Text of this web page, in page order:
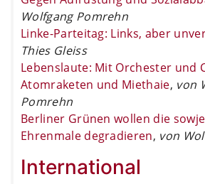
Wolfgang Pomrehn
Linke-Parteitag: Links, aber
Thies Gleiss
Lebenslaute: Mit Orchester und
Atomraketen und Miethaie, von
Pomrehn
Berliner Grünen wollen die
Ehrenmale degradieren, von
International